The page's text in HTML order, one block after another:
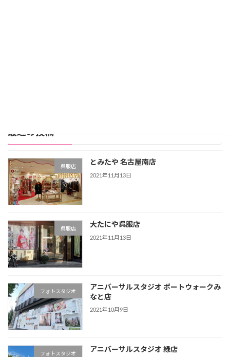
最近の投稿
呉服店
とみたや 名古屋南店
2021年11月13日
呉服店
大たにや呉服店
2021年11月13日
フォトスタジオ
アニバーサルスタジオ ポートウォークみ
なと店
2021年10月9日
フォトスタジオ
アニバーサルスタジオ 緑店